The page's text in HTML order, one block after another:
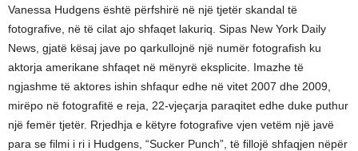
Vanessa Hudgens është përfshirë në një tjetër skandal të
fotografive, në të cilat ajo shfaqet lakuriq. Sipas New York Daily
News, gjatë kësaj jave po qarkullojnë një numër fotografish ku
aktorja amerikane shfaqet në mënyrë eksplicite. Imazhe të
ngjashme të aktores ishin shfaqur edhe në vitet 2007 dhe 2009,
mirëpo në fotografitë e reja, 22-vjeçarja paraqitet edhe duke puthur
një femër tjetër. Rrjedhja e këtyre fotografive vjen vetëm një javë
para se filmi i ri i Hudgens, “Sucker Punch”, të fillojë shfaqjen nëpër